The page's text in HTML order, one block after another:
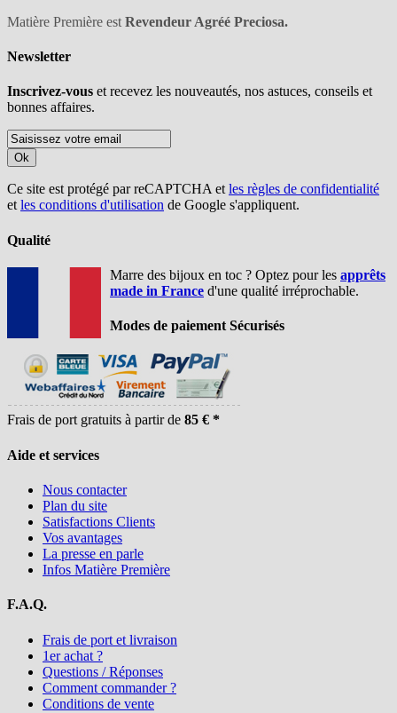
Matière Première est Revendeur Agréé Preciosa.
Newsletter
Inscrivez-vous et recevez les nouveautés, nos astuces, conseils et
bonnes affaires.
Ok
Ce site est protégé par reCAPTCHA etles règles de confidentialité
etles conditions d'utilisation de Google s'appliquent.
Qualité
Marre des bijoux en toc ? Optez pour les apprêts
made in France d'une qualité irréprochable.
Modes de paiement Sécurisés
Frais de port gratuits à partir de 85 € *
Aide et services
Nous contacter
Plan du site
Satisfactions Clients
Vos avantages
La presse en parle
Infos Matière Première
F.A.Q.
Frais de port et livraison
1er achat ?
Questions / Réponses
Comment commander ?
Conditions de vente